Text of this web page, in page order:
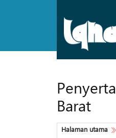
Barat
Halaman utama